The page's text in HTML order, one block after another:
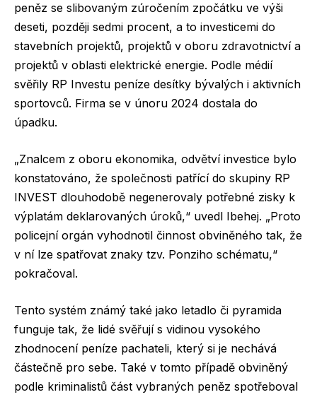
peněz se slibovaným zúročením zpočátku ve výši
deseti, později sedmi procent, a to investicemi do
stavebních projektů, projektů v oboru zdravotnictví a
projektů v oblasti elektrické energie. Podle médií
svěřily RP Investu peníze desítky bývalých i aktivních
sportovců. Firma se v únoru 2024 dostala do
úpadku.
„Znalcem z oboru ekonomika, odvětví investice bylo
konstatováno, že společnosti patřící do skupiny RP
INVEST dlouhodobě negenerovaly potřebné zisky k
výplatám deklarovaných úroků,“ uvedl Ibehej. „Proto
policejní orgán vyhodnotil činnost obviněného tak, že
v ní lze spatřovat znaky tzv. Ponziho schématu,“
pokračoval.
Tento systém známý také jako letadlo či pyramida
funguje tak, že lidé svěřují s vidinou vysokého
zhodnocení peníze pachateli, který si je nechává
částečně pro sebe. Také v tomto případě obviněný
podle kriminalistů část vybraných peněz spotřeboval